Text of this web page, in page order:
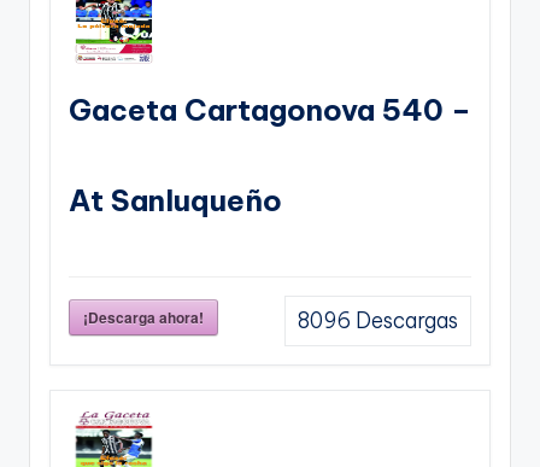
Gaceta Cartagonova 540 –
At Sanluqueño
¡Descarga ahora! 8096 Descargas